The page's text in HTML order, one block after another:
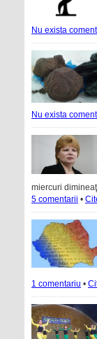
Nu exista
Nu exista
miercuri
5 comentarii •
1 comentariu •